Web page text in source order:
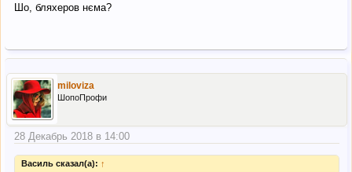
Шо, бляхеров нєма?
miloviza
ШопоПрофи
28 Декабрь 2018 в 14:00
Василь сказал(а): ↑